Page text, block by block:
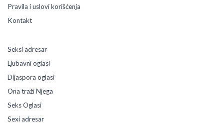
Pravila i uslovi korišćenja
Kontakt
Seksi adresar
Ljubavni oglasi
Dijaspora oglasi
Ona traži Njega
Seks Oglasi
Sexi adresar